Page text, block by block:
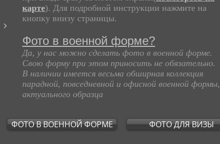
карте). Для подробной инструкции нажмите на
кнопку внизу страницы.
Фото в военной форме?
Да, у нас можно сделать фото в военной форме.
Свою форму при этом приносить не обязательно.
В наличии имеется весьма обширная коллекция
парадной, повседневной и офисной военной формы,
актуального образца
ФОТО В ВОЕННОЙ ФОРМЕ ФОТО ДЛЯ ВИЗЫ